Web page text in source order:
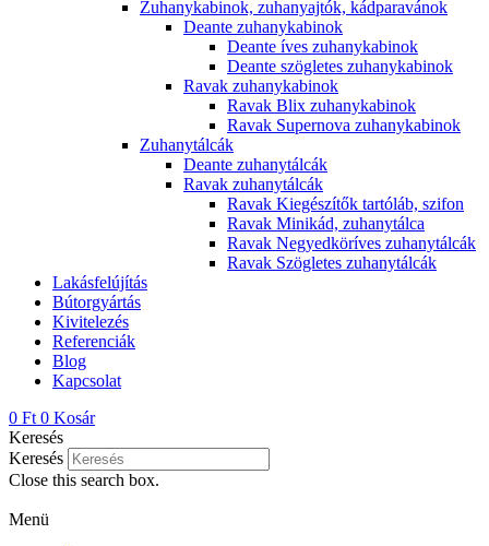
Zuhanykabinok, zuhanyajtók, kádparavánok
Deante zuhanykabinok
Deante íves zuhanykabinok
Deante szögletes zuhanykabinok
Ravak zuhanykabinok
Ravak Blix zuhanykabinok
Ravak Supernova zuhanykabinok
Zuhanytálcák
Deante zuhanytálcák
Ravak zuhanytálcák
Ravak Kiegészítők tartóláb, szifon
Ravak Minikád, zuhanytálca
Ravak Negyedköríves zuhanytálcák
Ravak Szögletes zuhanytálcák
Lakásfelújítás
Bútorgyártás
Kivitelezés
Referenciák
Blog
Kapcsolat
0 Ft 0 Kosár
Keresés
Keresés
Close this search box.
Menü